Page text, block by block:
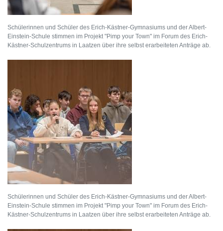
Schülerinnen und Schüler des Erich-Kästner-Gymnasiums und der Albert-
Einstein-Schule stimmen im Projekt "Pimp your Town" im Forum des Erich-
Kästner-Schulzentrums in Laatzen über ihre selbst erarbeiteten Anträge ab.
Schülerinnen und Schüler des Erich-Kästner-Gymnasiums und der Albert-
Einstein-Schule stimmen im Projekt "Pimp your Town" im Forum des Erich-
Kästner-Schulzentrums in Laatzen über ihre selbst erarbeiteten Anträge ab.